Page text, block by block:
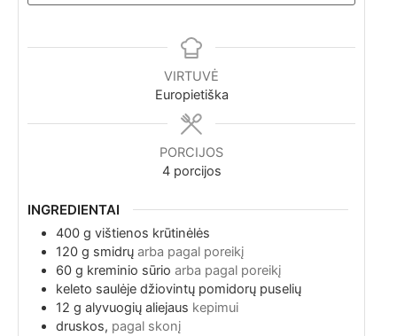
VIRTUVĖ
Europietiška
PORCIJOS
4 porcijos
INGREDIENTAI
400 g vištienos krūtinėlės
120 g smidrų arba pagal poreikį
60 g kreminio sūrio arba pagal poreikį
keleto saulėje džiovintų pomidorų puselių
12 g alyvuogių aliejaus kepimui
druskos, pagal skonį